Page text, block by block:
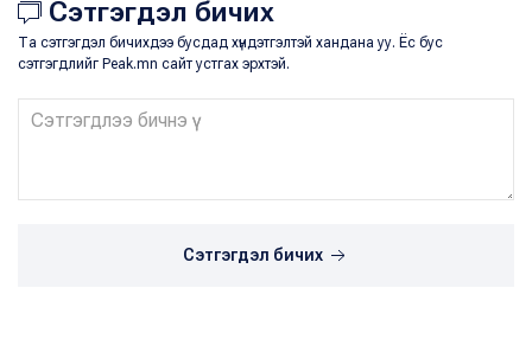
Сэтгэгдэл бичих
Та сэтгэгдэл бичихдээ бусдад хүндэтгэлтэй хандана уу. Ёс бус
сэтгэгдлийг Peak.mn сайт устгах эрхтэй.
Сэтгэгдэл бичих